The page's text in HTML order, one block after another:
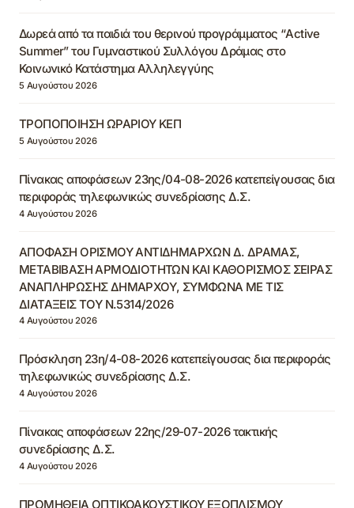
Δωρεά από τα παιδιά του θερινού προγράμματος “Active
Summer” του Γυμναστικού Συλλόγου Δράμας στο
Κοινωνικό Κατάστημα Αλληλεγγύης
5 Αυγούστου 2026
ΤΡΟΠΟΠΟΙΗΣΗ ΩΡΑΡΙΟΥ ΚΕΠ
5 Αυγούστου 2026
Πίνακας αποφάσεων 23ης/04-08-2026 κατεπείγουσας δια
περιφοράς τηλεφωνικώς συνεδρίασης Δ.Σ.
4 Αυγούστου 2026
ΑΠΟΦΑΣΗ ΟΡΙΣΜΟΥ ΑΝΤΙΔΗΜΑΡΧΩΝ Δ. ΔΡΑΜΑΣ,
ΜΕΤΑΒΙΒΑΣΗ ΑΡΜΟΔΙΟΤΗΤΩΝ ΚΑΙ ΚΑΘΟΡΙΣΜΟΣ ΣΕΙΡΑΣ
ΑΝΑΠΛΗΡΩΣΗΣ ΔΗΜΑΡΧΟΥ, ΣΥΜΦΩΝΑ ΜΕ ΤΙΣ
ΔΙΑΤΑΞΕΙΣ ΤΟΥ Ν.5314/2026
4 Αυγούστου 2026
Πρόσκληση 23η/4-08-2026 κατεπείγουσας δια περιφοράς
τηλεφωνικώς συνεδρίασης Δ.Σ.
4 Αυγούστου 2026
Πίνακας αποφάσεων 22ης/29-07-2026 τακτικής
συνεδρίασης Δ.Σ.
4 Αυγούστου 2026
ΠΡΟΜΗΘΕΙΑ ΟΠΤΙΚΟΑΚΟΥΣΤΙΚΟΥ ΕΞΟΠΛΙΣΜΟΥ